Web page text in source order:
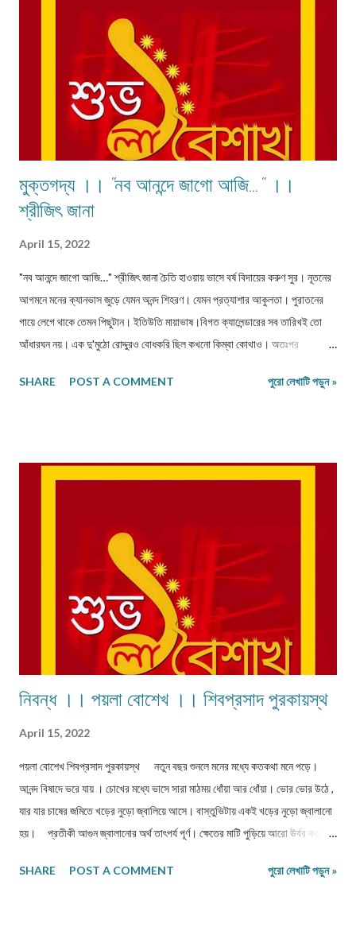
দলে ভারী হলে ভাঙা পাঁচিলের ভেতর দি...
মুক্তগদ্য ।। "নব আনন্দে জাগো আজি…" ।।
শ্রীজিৎ জানা
April 15, 2022
"নব আনন্দে জাগো আজি…" শ্রীজিৎ জানা চৈতি হাওয়ায় ভাসে বর্ষ বিদায়ের করুণ সুর। নূতনের
আগমনে মনের ক্যানভাস জুড়ে যেমন অনন্দ শিহরণ। যেমন প্রত্যাশার আকুলতা। পুরাতনের
গায়ে লেগে থাকে তেমন পিছুটান। ইতিউতি মায়াভাষ।বিগত ক্যালেন্ডারের সব তারিখই তো
আঁধারঘন নয়। এক দু'মুঠো রোদ্দুরও বোধকরি ছিল কখনো কিম্বা কোথাও। অতঃপর
আগমন আর প্রস্থানের মাঝখানে বেজে উঠে চোত গাজনের ঢাকের বাদ্দি! শেষ আর শুরুর মাঝের
অফার। ডিসকাউন্টের লোভনীয় আহ্বান। চৈত্র মানেই তাই বাঙালির হৃদিমাঝে সসাতায় শপিং
পার্বনের সঙ্গে জুড়ে আছে আধ্যাত্মিকতা। তার স...
SHARE POST A COMMENT পুরো লেখাটি পড়ুন »
নিবন্ধ ।। পয়লা বোশেখ ।। শিবপ্রসাদ পুরকায়স্থ
April 15, 2022
পয়লা বোশেখ শিবপ্রসাদ পুরকায়স্থ নতুন বছর শুনলে মনের মধ্যে কতকথা মনে পড়ে।
আনন্দ বিষাদে ভরে যায় । চোখের মধ্যে ভাসে সারা মাঠময় ধোঁয়া আর ধোঁয়া। ভোর ভোর উঠে ,
যার যার চাষের জমিতে খড়ের নুড়ো জ্বালিয়ে আসে। বাস্তুভিটায় একই খড়ের নুড়ো জ্বালানো
হয়। প্রতীকী আগুন জ্বালানোর অর্থ তাৎপর্য পূর্ণ। ক্ষেতের মাটি পুড়িয়ে আরো উর্বর করা।
না জানলেও বছরের প্রথম দিন গ্রামের সবাই জমিতে নুড়ো জ্বালাবেই । সেই গ্রামের মানুষটি
SHARE POST A COMMENT পুরো লেখাটি পড়ুন »